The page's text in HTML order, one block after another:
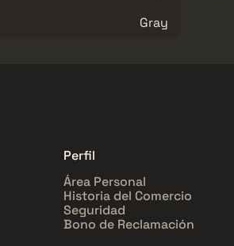
Gray
Perfil
Área Personal
Historia del Comercio
Seguridad
Bono de Reclamación